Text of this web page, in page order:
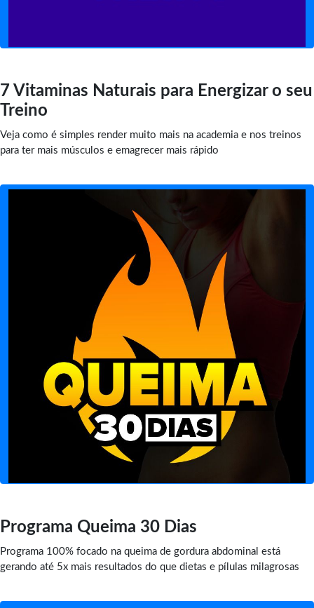
7 Vitaminas Naturais para Energizar o seu
Treino
Veja como é simples render muito mais na academia e nos treinos
para ter mais músculos e emagrecer mais rápido
Programa Queima 30 Dias
Programa 100% focado na queima de gordura abdominal está
gerando até 5x mais resultados do que dietas e pílulas milagrosas